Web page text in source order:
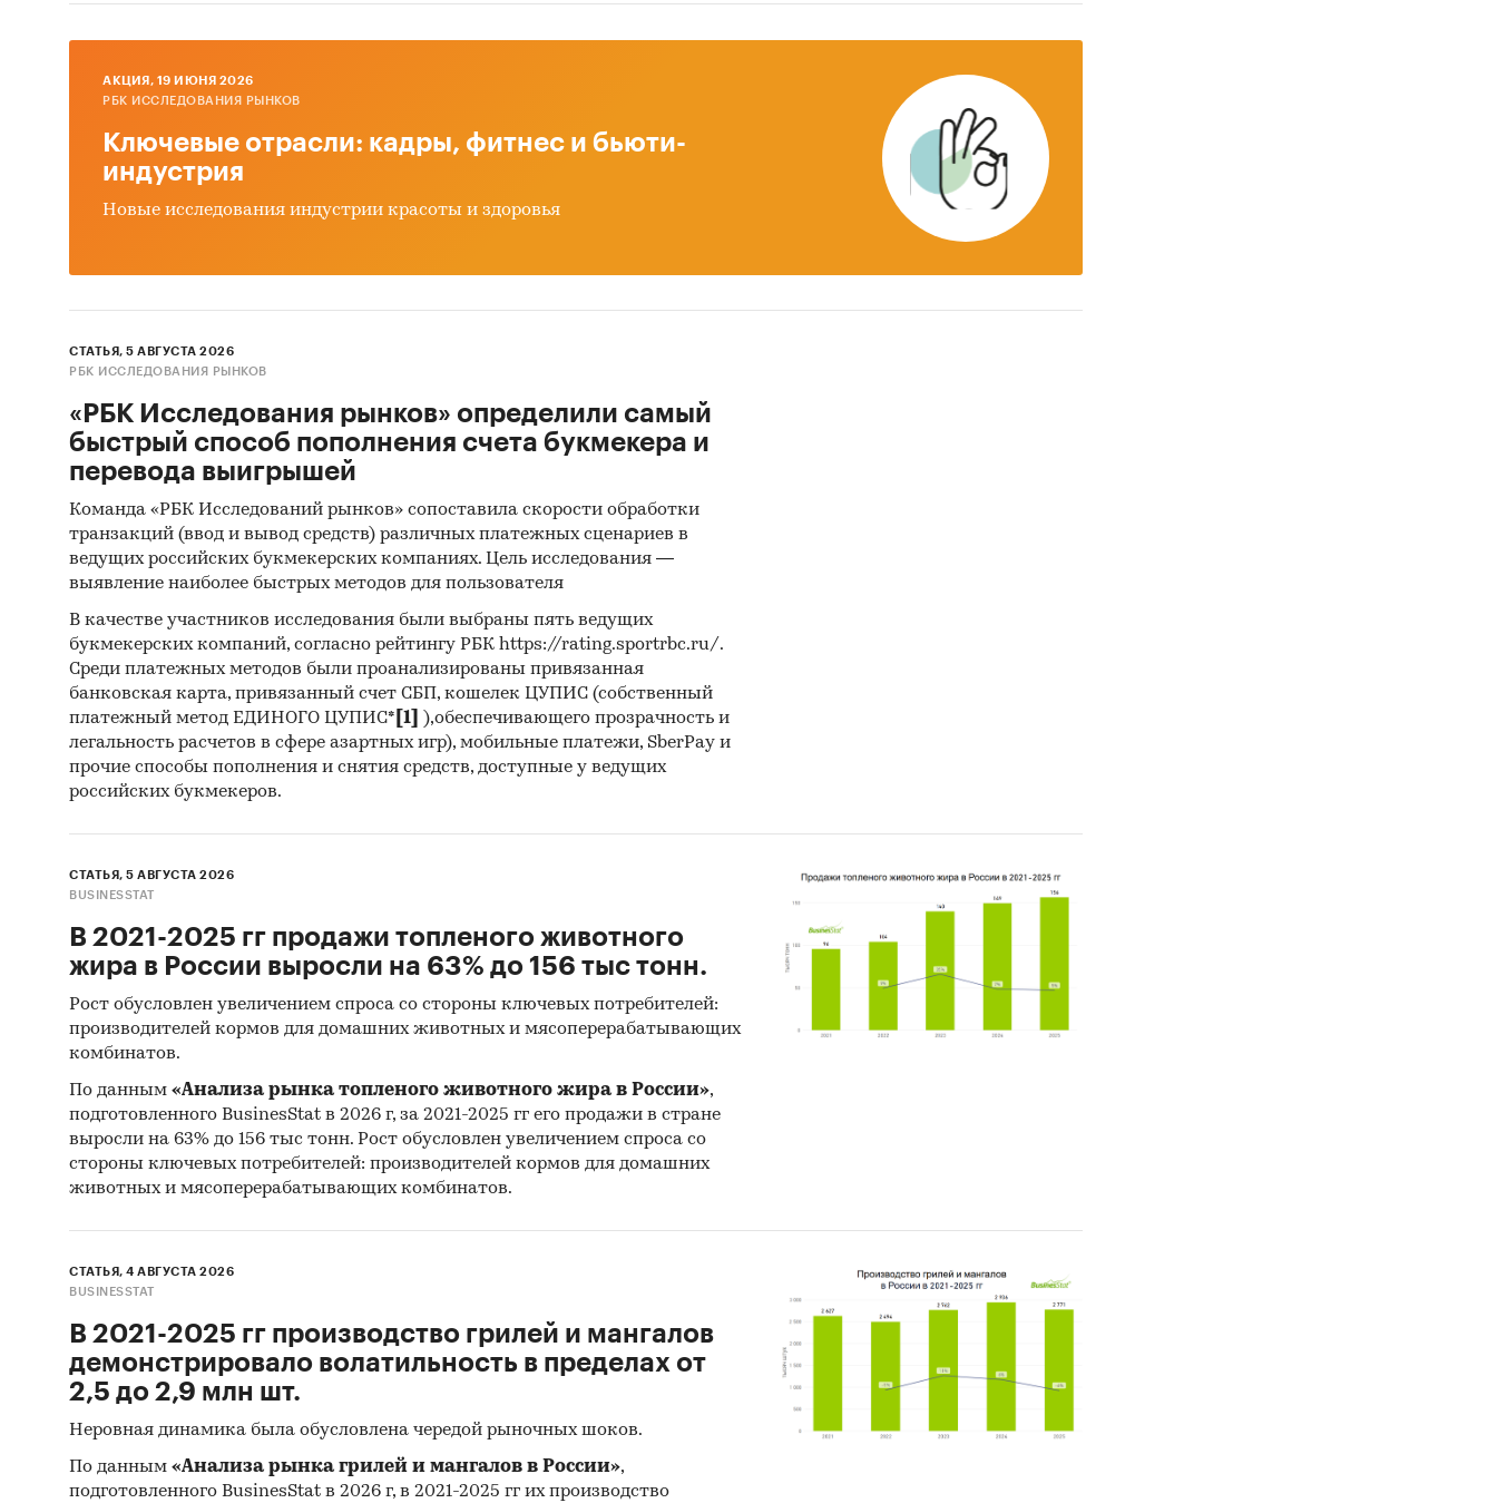
AКЦИЯ, 19 ИЮНЯ 2026
РБК ИССЛЕДОВАНИЯ РЫНКОВ
Ключевые отрасли: кадры, фитнес и бьюти-
индустрия
Новые исследования индустрии красоты и здоровья
СТАТЬЯ, 5 АВГУСТА 2026
РБК ИССЛЕДОВАНИЯ РЫНКОВ
«РБК Исследования рынков» определили самый
быстрый способ пополнения счета букмекера и
перевода выигрышей
Команда «РБК Исследований рынков» сопоставила скорости обработки
транзакций (ввод и вывод средств) различных платежных сценариев в
ведущих российских букмекерских компаниях. Цель исследования —
выявление наиболее быстрых методов для пользователя
В качестве участников исследования были выбраны пять ведущих
букмекерских компаний, согласно рейтингу РБК https://rating.sportrbc.ru/.
Среди платежных методов были проанализированы привязанная
банковская карта, привязанный счет СБП, кошелек ЦУПИС (собственный
платежный метод ЕДИНОГО ЦУПИС* [1]
),обеспечивающего прозрачность и
легальность расчетов в сфере азартных игр), мобильные платежи, SberPay и
прочие способы пополнения и снятия средств, доступные у ведущих
российских букмекеров.
СТАТЬЯ, 5 АВГУСТА 2026
BUSINESSTAT
В 2021-2025 гг продажи топленого животного
жира в России выросли на 63% до 156 тыс тонн.
Рост обусловлен увеличением спроса со стороны ключевых потребителей:
производителей кормов для домашних животных и мясоперерабатывающих
комбинатов.
По данным «Анализа рынка топленого животного жира в России»,
подготовленного BusinesStat в 2026 г, за 2021-2025 гг его продажи в стране
выросли на 63% до 156 тыс тонн. Рост обусловлен увеличением спроса со
стороны ключевых потребителей: производителей кормов для домашних
животных и мясоперерабатывающих комбинатов.
СТАТЬЯ, 4 АВГУСТА 2026
BUSINESSTAT
В 2021-2025 гг производство грилей и мангалов
демонстрировало волатильность в пределах от
2,5 до 2,9 млн шт.
Неровная динамика была обусловлена чередой рыночных шоков.
По данным «Анализа рынка грилей и мангалов в России»,
подготовленного BusinesStat в 2026 г, в 2021-2025 гг их производство